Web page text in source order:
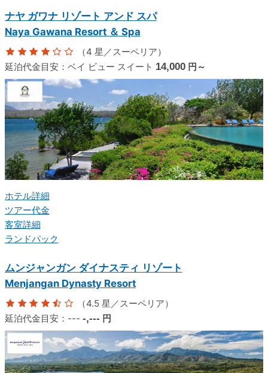
ナヤ ガワナ リゾート アンド スパ
Naya Gawana Resort ＆ Spa
（4 星／スーペリア）
延泊代金目安： ベイ ビュー スイート 14,000 円～
ホテル詳細
ツアー代金
客室詳細
ランドパック
ムンジャンガン ダイナスティ リゾート
Menjangan Dynasty Resort
（4.5 星／スーペリア）
延泊代金目安： --- -,--- 円